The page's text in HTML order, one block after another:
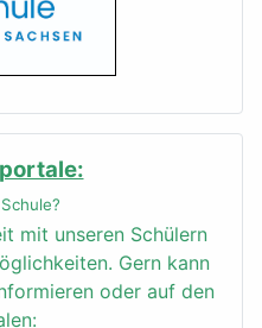
mit unseren Schülern
Gern kann
oder auf den